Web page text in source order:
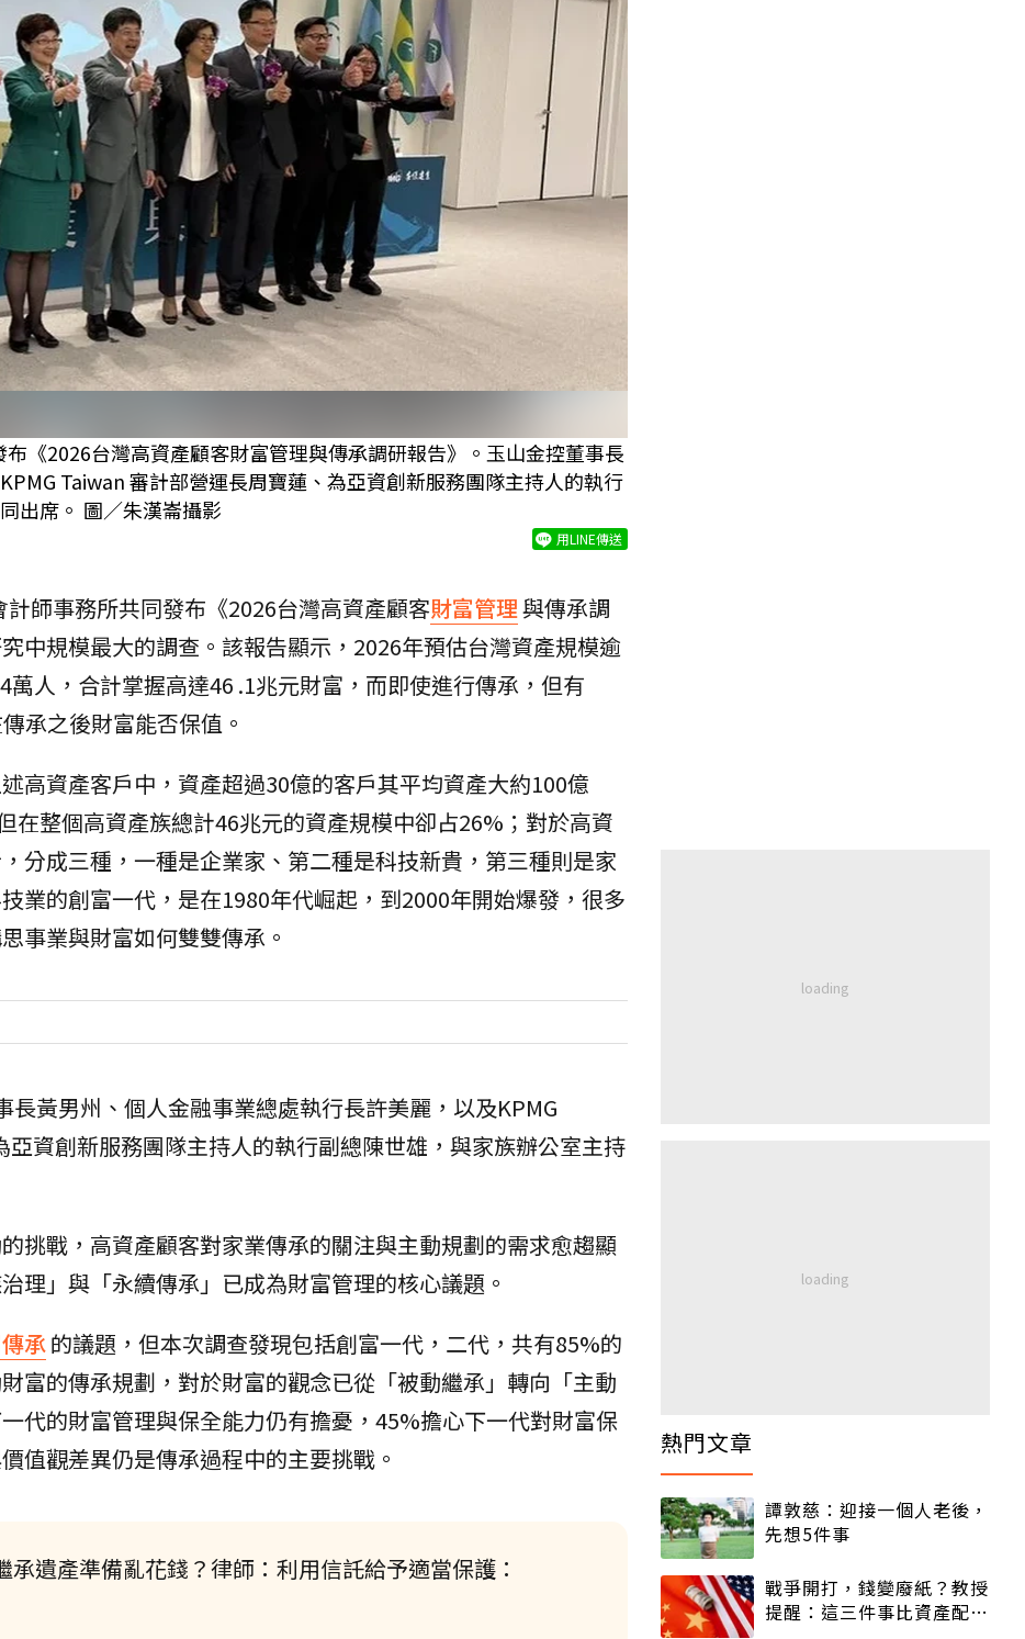
《2026台灣高資產顧客財富管理與傳承調研報告》。玉山金控董事長
Taiwan 審計部營運長周寶蓮、為亞資創新服務團隊主持人的執行
出席。 圖／朱漢崙攝影
用LINE傳送
師事務所共同發布《2026台灣高資產顧客財富管理與傳承調
中規模最大的調查。該報告顯示，2026年預估台灣資產規模逾
人，合計掌握高達46 .1兆元財富，而即使進行傳承，但有
承之後財富能否保值。
高資產客戶中，資產超過30億的客戶其平均資產大約100億
在整個高資產族總計46兆元的資產規模中卻占26%；對於高資
分成三種，一種是企業家、第二種是科技新貴，第三種則是家
業的創富一代，是在1980年代崛起，到2000年開始爆發，很多
事業與財富如何雙雙傳承。
黃男州、個人金融事業總處執行長許美麗，以及KPMG
資創新服務團隊主持人的執行副總陳世雄，與家族辦公室主持
挑戰，高資產顧客對家業傳承的關注與主動規劃的需求愈趨顯
理」與「永續傳承」已成為財富管理的核心議題。
承的議題，但本次調查發現包括創富一代，二代，共有85%的
富的傳承規劃，對於財富的觀念已從「被動繼承」轉向「主動
代的財富管理與保全能力仍有擔憂，45%擔心下一代對財富保
值觀差異仍是傳承過程中的主要挑戰。
遺產準備亂花錢？律師：利用信託給予適當保護：
熱門文章
譚敦慈：迎接一個人老後，
先想5件事
戰爭開打，錢變廢紙？教授
提醒：這三件事比資產配置